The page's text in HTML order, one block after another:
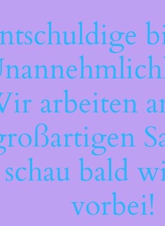
arbeiten
schau bald
vorbei!